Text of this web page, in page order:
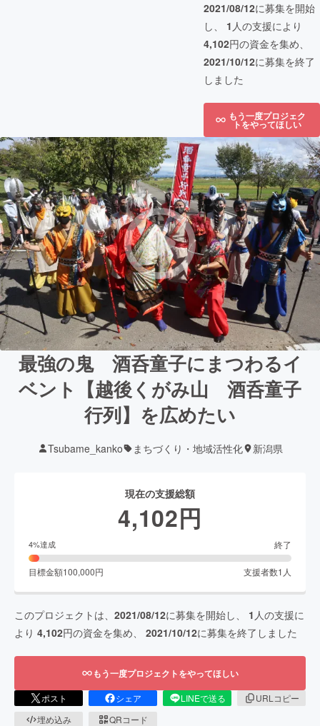
2021/08/12に募集を開始
し、 1 人の支援により
4,102円の資金を集め、
2021/10/12に募集を終了
しました
もう一度プロジェク
トをやってほしい
最強の鬼 酒呑童子にまつわるイ
ベント【越後くがみ山 酒呑童子
行列】を広めたい
Tsubame_kanko まちづくり・地域活性化 新潟県
現在の支援総額
4,102円
4%達成 終了
目標金額100,000円 支援者数1 人
このプロジェクトは、 2021/08/12に募集を開始し、 1 人の支援に
より 4,102円の資金を集め、 2021/10/12に募集を終了しました
もう一度プロジェクトをやってほしい
ポスト シェア LINEで送る
URLコピー
埋め込み
QRコード